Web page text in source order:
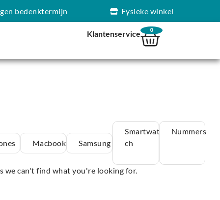
bedenktermijn Fysieke winkel
Klantenservice 0
Macbook Samsung
Smartwat
ch
Nummers
we can't find what you're looking for.